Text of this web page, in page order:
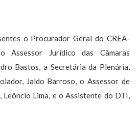
o Procurador Geral do CREA-
Assessor Jurídico das Câmaras
Bastos, a Secretária da Plenária,
Jaldo Barroso, o Assessor de
Leôncio Lima, e o Assistente do DTI,